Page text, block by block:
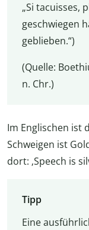
„Si tacuisses,
geschwiegen
geblieben.“)
(Quelle:
n. Chr.)
Im Englischen ist
Schweigen ist
dort: ‚Speech is
Tipp
Eine